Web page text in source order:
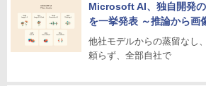
Microsoft AI、独自開発
を一挙発表 ～推論から画
他社モデルからの蒸留なし
頼らず、全部自社で